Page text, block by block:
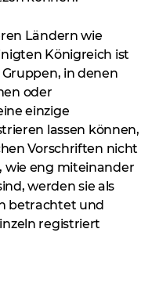
Ländern wie
Königreich ist
in denen
oder
einzige
lassen können,
Vorschriften nicht
wie eng miteinander
werden sie als
betrachtet und
registriert